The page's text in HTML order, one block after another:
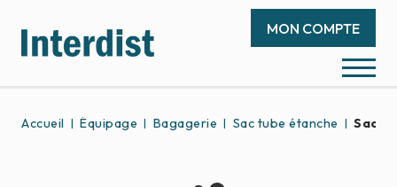
MON COMPTE
Accueil Équipage Bagagerie Sac tube étanche Sac